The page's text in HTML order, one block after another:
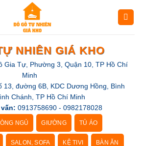
NHIÊN GIÁ KHO
Gia Tự, Phường 3, Quận 10, TP Hồ Chí
Minh
13, đường 6B, KDC Dương Hồng, Bình
Chánh, TP Hồ Chí Minh
0913758690 - 0982178028
NGỦ GIƯỜNG TỦ ÁO
SALON, SOFA KỆ TIVI BÀN ĂN